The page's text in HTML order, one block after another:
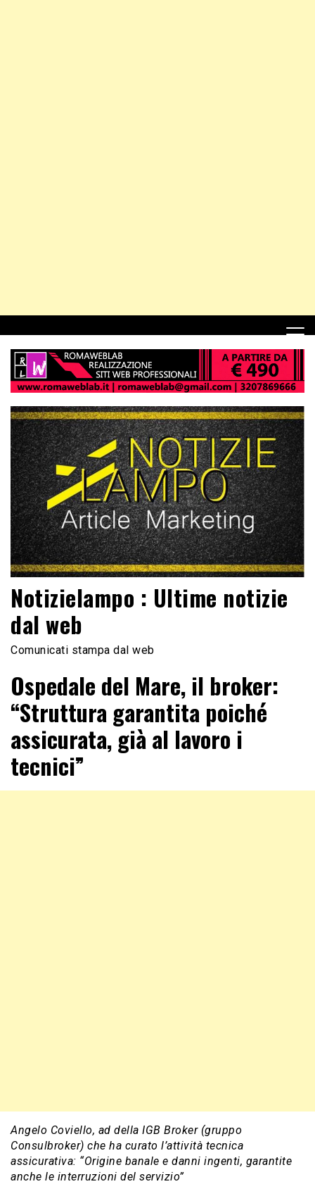
Notizielampo : Ultime notizie
dal web
Comunicati stampa dal web
Ospedale del Mare, il broker:
“Struttura garantita poiché
assicurata, già al lavoro i
tecnici”
Angelo Coviello, ad della IGB Broker (gruppo
Consulbroker) che ha curato l’attività tecnica
assicurativa: “Origine banale e danni ingenti, garantite
anche le interruzioni del servizio”